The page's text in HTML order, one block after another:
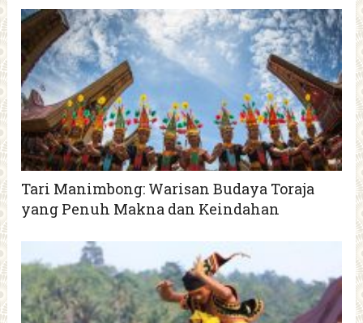
Tari Manimbong: Warisan Budaya Toraja
yang Penuh Makna dan Keindahan